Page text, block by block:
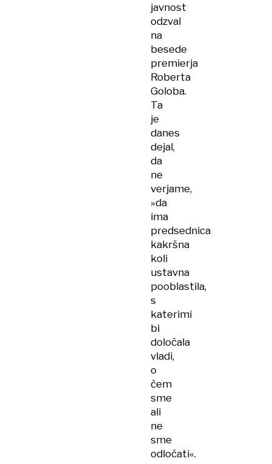
javnost
odzval
na
besede
premierja
Roberta
Goloba.
Ta
je
danes
dejal,
da
ne
verjame,
»da
ima
predsednica
kakršna
koli
ustavna
pooblastila,
s
katerimi
bi
določala
vladi,
o
čem
sme
ali
ne
sme
odločati«.